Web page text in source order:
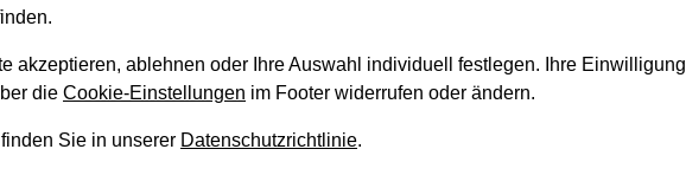
Kaufen und Liegenlassen geeignet?
akzeptieren, ablehnen oder Ihre Auswahl individuell festlegen. Ihre Einwilligung
die Cookie-Einstellungen im Footer widerrufen oder ändern.
Sie in unserer Datenschutzrichtlinie.